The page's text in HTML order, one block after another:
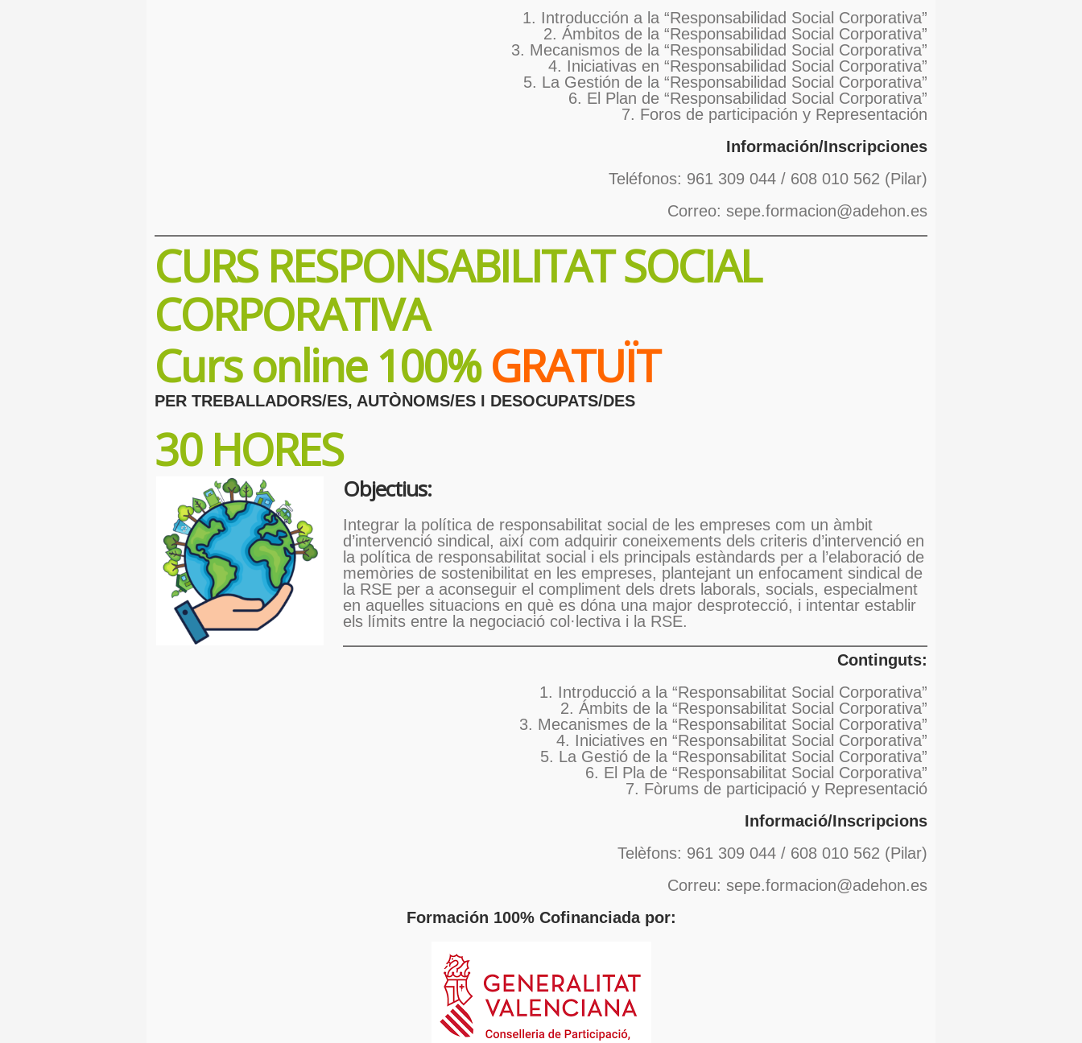
1. Introducción a la “Responsabilidad Social Corporativa”
2. Ámbitos de la “Responsabilidad Social Corporativa”
3. Mecanismos de la “Responsabilidad Social Corporativa”
4. Iniciativas en “Responsabilidad Social Corporativa”
5. La Gestión de la “Responsabilidad Social Corporativa”
6. El Plan de “Responsabilidad Social Corporativa”
7. Foros de participación y Representación
Información/Inscripciones
Teléfonos: 961 309 044 / 608 010 562 (Pilar)
Correo: sepe.formacion@adehon.es
CURS RESPONSABILITAT SOCIAL
CORPORATIVA
Curs online 100%GRATUÏT
PER TREBALLADORS/ES, AUTÒNOMS/ES I DESOCUPATS/DES
30 HORES
Objectius:
Integrar la política de responsabilitat social de les empreses com un àmbit
d’intervenció sindical, així com adquirir coneixements dels criteris d’intervenció en
la política de responsabilitat social i els principals estàndards per a l’elaboració de
memòries de sostenibilitat en les empreses, plantejant un enfocament sindical de
la RSE per a aconseguir el compliment dels drets laborals, socials, especialment
en aquelles situacions en què es dóna una major desprotecció, i intentar establir
els límits entre la negociació col·lectiva i la RSE.
Continguts:
1. Introducció a la “Responsabilitat Social Corporativa”
2. Ámbits de la “Responsabilitat Social Corporativa”
3. Mecanismes de la “Responsabilitat Social Corporativa”
4. Iniciatives en “Responsabilitat Social Corporativa”
5. La Gestió de la “Responsabilitat Social Corporativa”
6. El Pla de “Responsabilitat Social Corporativa”
7. Fòrums de participació y Representació
Informació/Inscripcions
Telèfons: 961 309 044 / 608 010 562 (Pilar)
Correu: sepe.formacion@adehon.es
Formación 100% Cofinanciada por: